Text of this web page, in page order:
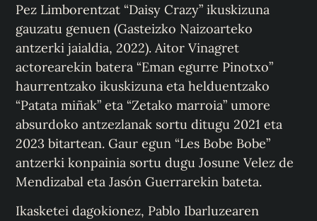
Pez Limborentzat “Daisy Crazy” ikuskizuna
gauzatu genuen (Gasteizko Naizoarteko
antzerki jaialdia, 2022). Aitor Vinagret
actorearekin batera “Eman egurre Pinotxo”
haurrentzako ikuskizuna eta helduentzako
“Patata miñak” eta “Zetako marroia” umore
absurdoko antzezlanak sortu ditugu 2021 eta
2023 bitartean. Gaur egun “Les Bobe Bobe”
antzerki konpainia sortu dugu Josune Velez de
Mendizabal eta Jasón Guerrarekin bateta.
Ikasketei dagokionez, Pablo Ibarluzearen